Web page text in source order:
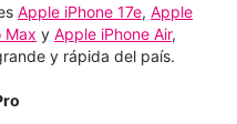
Apple iPhone 17e, Apple
Max y Apple iPhone Air,
y rápida del país.